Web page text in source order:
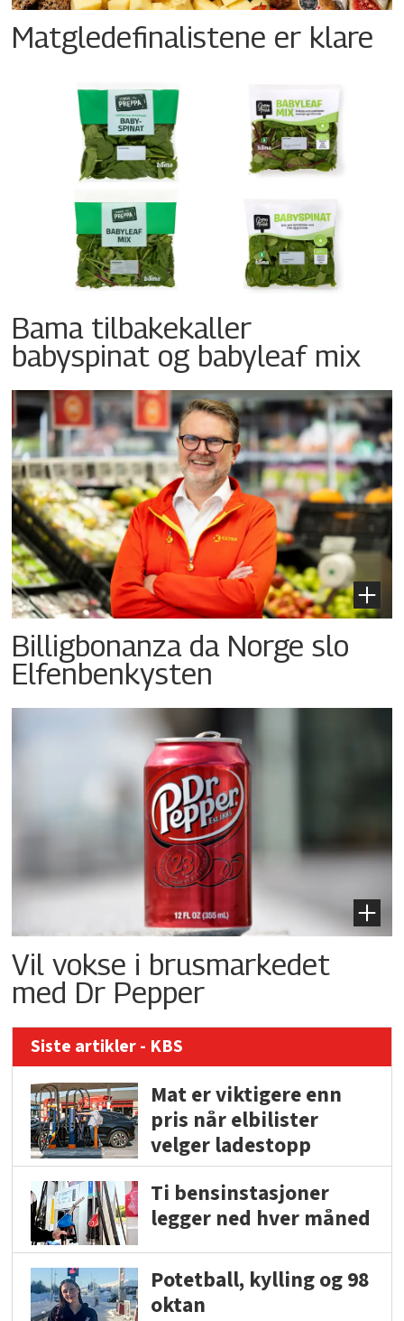
Matgledefinalistene er klare
Bama tilbakekaller
babyspinat og babyleaf mix
Billigbonanza da Norge slo
Elfenbenkysten
Vil vokse i brusmarkedet
med Dr Pepper
Siste artikler - KBS
Mat er viktigere enn
pris når elbilister
velger ladestopp
Ti bensinstasjoner
legger ned hver måned
Potetball, kylling og 98
oktan